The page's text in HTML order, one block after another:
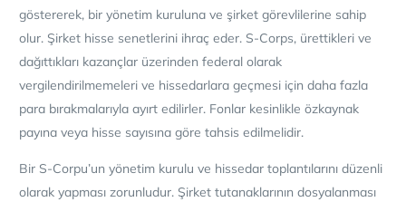
göstererek, bir yönetim kuruluna ve şirket görevlilerine sahip
olur. Şirket hisse senetlerini ihraç eder. S-Corps, ürettikleri ve
dağıttıkları kazançlar üzerinden federal olarak
vergilendirilmemeleri ve hissedarlara geçmesi için daha fazla
para bırakmalarıyla ayırt edilirler. Fonlar kesinlikle özkaynak
payına veya hisse sayısına göre tahsis edilmelidir.
Bir S-Corpu’un yönetim kurulu ve hissedar toplantılarını düzenli
olarak yapması zorunludur. Şirket tutanaklarının dosyalanması